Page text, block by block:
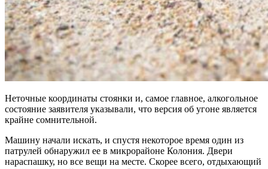
Неточные координаты стоянки и, самое главное, алкогольное
состояние заявителя указывали, что версия об угоне является
крайне сомнительной.
Машину начали искать, и спустя некоторое время один из
патрулей обнаружил ее в микрорайоне Колония. Двери
нараспашку, но все вещи на месте. Скорее всего, отдыхающий